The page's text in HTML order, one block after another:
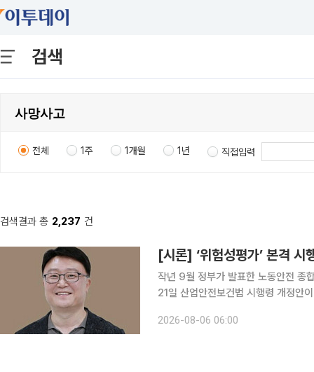
검색
전체 1주 1개월 1년 직접입력
검색결과 총 2,237 건
[시론] ‘위험성평가’ 본격 시
작년 9월 정부가 발표한 노동안전 종
21일 산업안전보건법 시행령 개정안
상의 모든 사업장 대상으로 위험성평
2026-08-06 06:00